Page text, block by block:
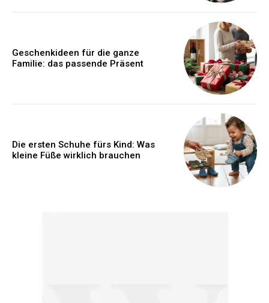
Geschenkideen für die ganze
Familie: das passende Präsent
Die ersten Schuhe fürs Kind: Was
kleine Füße wirklich brauchen